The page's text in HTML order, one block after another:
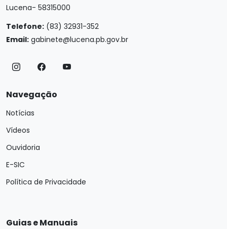
Lucena- 58315000
Telefone: (83) 32931-352
Email: gabinete@lucena.pb.gov.br
Navegação
Notícias
Vídeos
Ouvidoria
E-SIC
Política de Privacidade
Guias e Manuais